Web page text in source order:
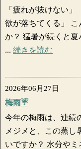
「疲れが抜けない
欲が落ちてくる」
か？ 猛暑が続くと
... 続きを読む
2026年06月27日
梅雨☔
今年の梅雨は、連続
メジメと、この蒸し
いですか？ 水分や